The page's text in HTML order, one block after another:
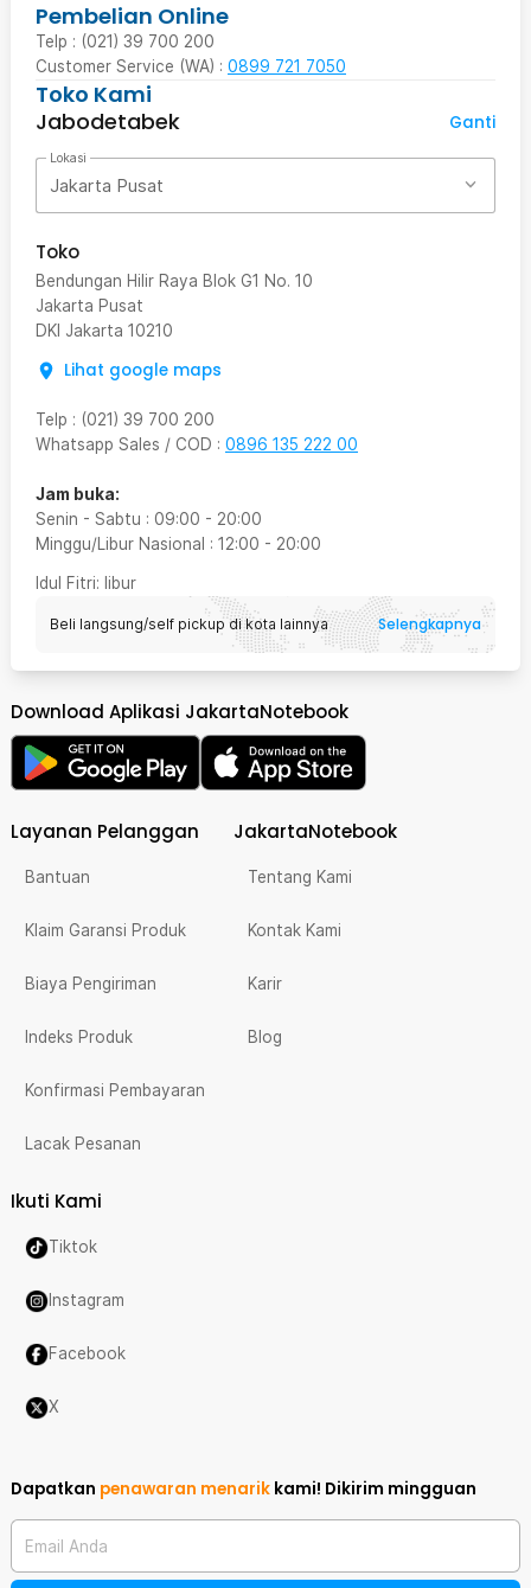
Pembelian Online
Telp : (021) 39 700 200
Customer Service (WA) : 0899 721 7050
Toko Kami
Jabodetabek
Ganti
Lokasi
Jakarta Pusat
Toko
Bendungan Hilir Raya Blok G1 No. 10
Jakarta Pusat
DKI Jakarta 10210
Lihat google maps
Telp : (021) 39 700 200
Whatsapp Sales / COD : 0896 135 222 00
Jam buka:
Senin - Sabtu : 09:00 - 20:00
Minggu/Libur Nasional : 12:00 - 20:00
Idul Fitri: libur
Beli langsung/self pickup di kota lainnya Selengkapnya
Download Aplikasi JakartaNotebook
Layanan Pelanggan
Bantuan
Klaim Garansi Produk
Biaya Pengiriman
Indeks Produk
Konfirmasi Pembayaran
Lacak Pesanan
JakartaNotebook
Tentang Kami
Kontak Kami
Karir
Blog
Ikuti Kami
Tiktok
Instagram
Facebook
X
Dapatkan penawaran menarik kami! Dikirim mingguan
Email Anda